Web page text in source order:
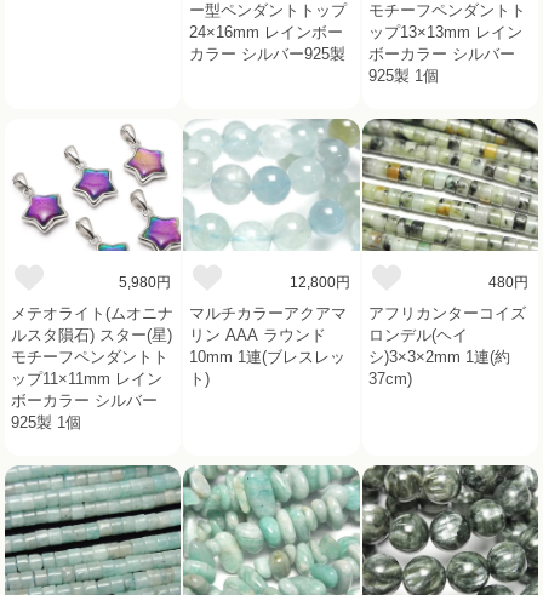
ー型ペンダントトップ
24×16mm レインボー
カラー シルバー925製
モチーフペンダントト
ップ13×13mm レイン
ボーカラー シルバー
925製 1個
5,980円
メテオライト(ムオニナ
ルスタ隕石) スター(星)
モチーフペンダントト
ップ11×11mm レイン
ボーカラー シルバー
925製 1個
12,800円
マルチカラーアクアマ
リン AAA ラウンド
10mm 1連(ブレスレッ
ト)
480円
アフリカンターコイズ
ロンデル(ヘイ
シ)3×3×2mm 1連(約
37cm)